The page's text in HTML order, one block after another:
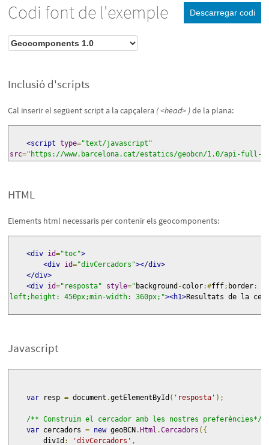
Descarregar codi
Codi font de l'exemple
Inclusió d'scripts
Cal inserir el següent script a la capçalera ( <head> )de la plana:
<script type="text/javascript"
src="https://www.barcelona.cat/estatics/geobcn/1.0/api-full-
HTML
Elements html necessaris per contenir els geocomponents:
<div id="toc">
<div id="divCercadors"></div>
</div>
<div id="resposta" style=" background -color:#fff; border:
left;height: 450px;min-width: 360px; "><h1>Resultats de la
Javascript
var resp = document .getElementById ( 'resposta' );
/** Construim el cercador amb les nostres preferències*/
var cercadors = new geoBCN.Html .Cercadors ({
        divId
: 'divCercadors' ,